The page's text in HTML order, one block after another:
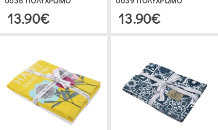
13.90€ 13.90€